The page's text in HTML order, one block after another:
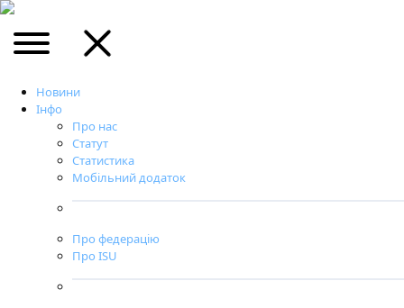
Новини
Інфо
Про нас
Статут
Статистика
Мобільний додаток
Про федерацію
Про ISU